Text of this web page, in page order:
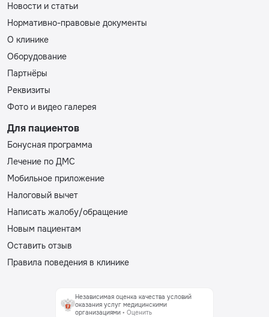
Новости и статьи
Нормативно-правовые документы
О клинике
Оборудование
Партнёры
Реквизиты
Фото и видео галерея
Для пациентов
Бонусная программа
Лечение по ДМС
Мобильное приложение
Налоговый вычет
Написать жалобу/обращение
Новым пациентам
Оставить отзыв
Правила поведения в клинике
Независимая оценка качества условий
оказания услуг медицинскими
организациями • Оценить